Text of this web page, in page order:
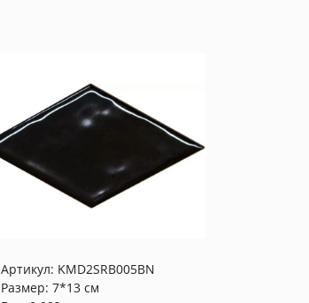
Артикул: KMD2SRB005BN
Размер: 7*13 см